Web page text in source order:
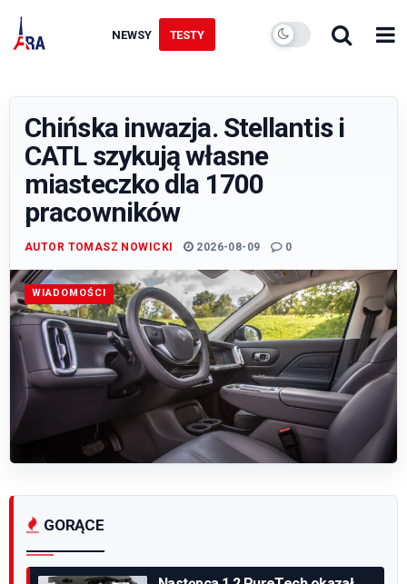
NEWSY TESTY
Chińska inwazja. Stellantis i
CATL szykują własne
miasteczko dla 1700
pracowników
AUTOR TOMASZ NOWICKI 2026-08-09 0
WIADOMOŚCI
GORĄCE